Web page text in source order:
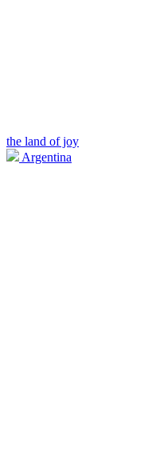
the land of joy
Argentina